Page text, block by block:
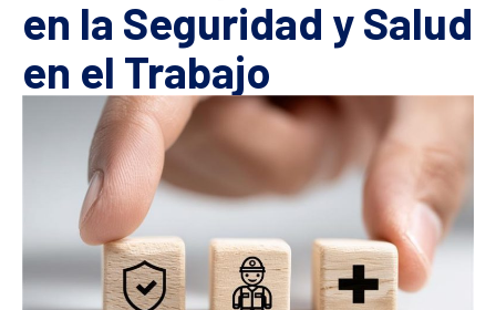
en la Seguridad y Salud
en el Trabajo